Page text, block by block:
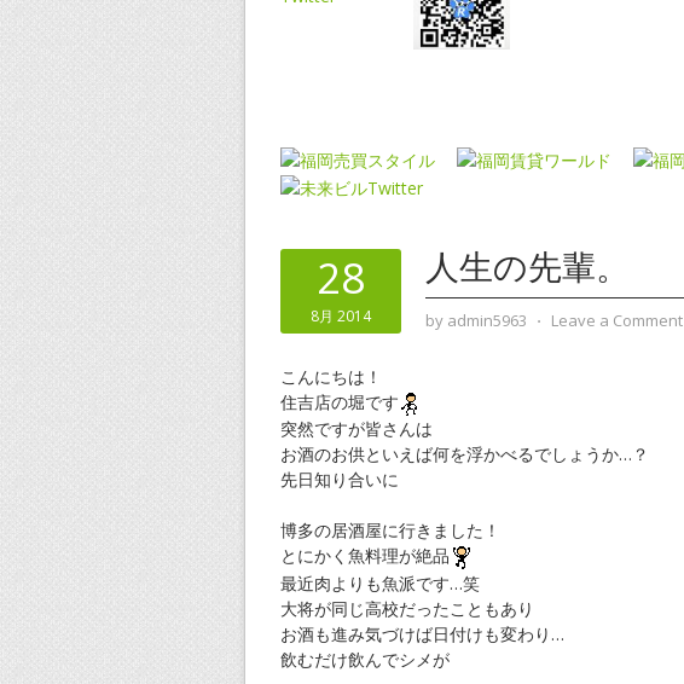
28
8月 2014
人生の先輩。
by admin5963 ⋅ Leave a Comment
こんにちは！
住吉店の堀です
突然ですが皆さんは
お酒のお供といえば何を浮かべるでしょうか…？
先日知り合いに
博多の居酒屋に行きました！
とにかく魚料理が絶品
最近肉よりも魚派です…笑
大将が同じ高校だったこともあり
お酒も進み気づけば日付けも変わり…
飲むだけ飲んでシメが